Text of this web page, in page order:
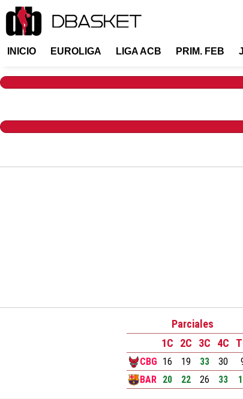
INICIO EUROLIGA LIGA ACB PRIM. FEB
Parciales
1C
2C 3C 4C
CBG 16 19 33 30
BAR 20 22 26 33